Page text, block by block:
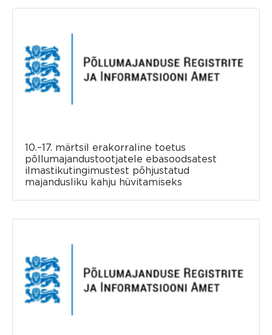
10.–17. märtsil erakorraline toetus
põllumajandustootjatele ebasoodsatest
ilmastikutingimustest põhjustatud
majandusliku kahju hüvitamiseks